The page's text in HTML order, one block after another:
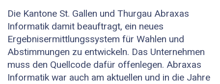
Die Kantone St. Gallen und Thurgau Abraxas
Informatik damit beauftragt, ein neues
Ergebnisermittlungssystem für Wahlen und
Abstimmungen zu entwickeln. Das Unternehmen
muss den Quellcode dafür offenlegen. Abraxas
Informatik war auch am aktuellen und in die Jahre